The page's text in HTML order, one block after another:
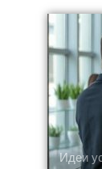
Идеи